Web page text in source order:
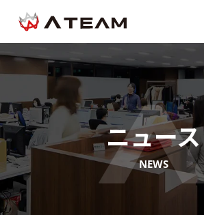
ニュース
NEWS